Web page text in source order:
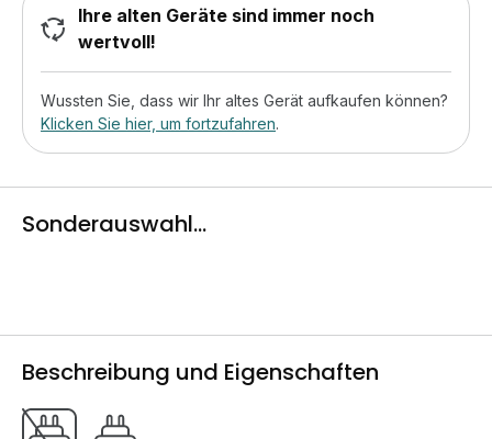
Ihre alten Geräte sind immer noch
wertvoll!
Wussten Sie, dass wir Ihr altes Gerät aufkaufen können?
Klicken Sie hier, um fortzufahren.
Sonderauswahl...
Beschreibung und Eigenschaften